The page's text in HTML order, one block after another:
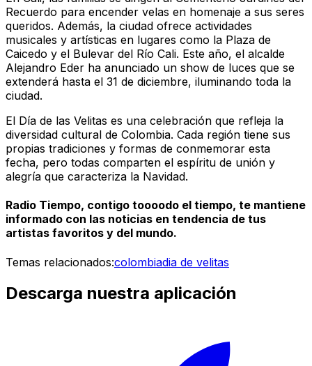
Recuerdo para encender velas en homenaje a sus seres
queridos. Además, la ciudad ofrece actividades
musicales y artísticas en lugares como la Plaza de
Caicedo y el Bulevar del Río Cali. Este año, el alcalde
Alejandro Eder ha anunciado un show de luces que se
extenderá hasta el 31 de diciembre, iluminando toda la
ciudad.
El Día de las Velitas es una celebración que refleja la
diversidad cultural de Colombia. Cada región tiene sus
propias tradiciones y formas de conmemorar esta
fecha, pero todas comparten el espíritu de unión y
alegría que caracteriza la Navidad.
Radio Tiempo, contigo toooodo el tiempo, te mantiene
informado con las noticias en tendencia de tus
artistas favoritos y del mundo.
Temas relacionados:colombiadia de velitas
Descarga nuestra aplicación